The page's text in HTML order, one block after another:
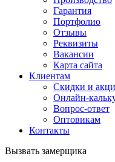
Гарантия
Портфолио
Отзывы
Реквизиты
Вакансии
Карта сайта
Клиентам
Скидки и
Онлайн-
Вопрос-ответ
Оптовикам
Контакты
Вызвать замерщика